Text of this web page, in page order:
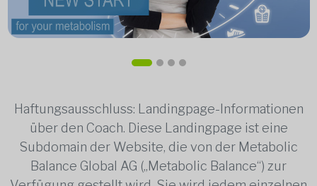
Haftungsausschluss: Landingpage-Informationen
über den Coach. Diese Landingpage ist eine
Subdomain der Website, die von der Metabolic
Balance Global AG („Metabolic Balance“) zur